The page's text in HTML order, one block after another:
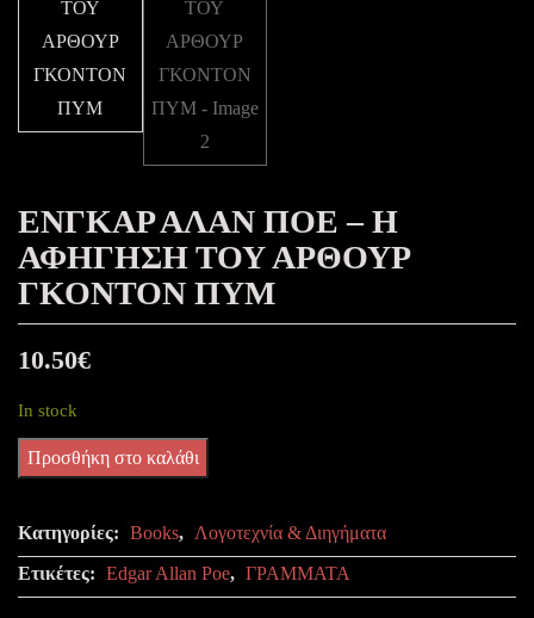
ΕΝΓΚΑΡ ΑΛΑΝ ΠΟΕ – Η
ΑΦΗΓΗΣΗ ΤΟΥ ΑΡΘΟΥΡ
ΓΚΟΝΤΟΝ ΠΥΜ
10.50€
In stock
ΕΝΓΚΑΡ
-
Η
Προσθήκη στο καλάθι
Κατηγορίες: Books, Λογοτεχνία & Διηγήματα
Ετικέτες: Edgar Allan Poe, ΓΡΑΜΜΑΤΑ